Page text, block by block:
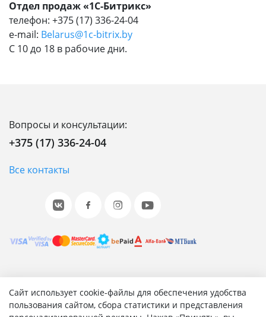
Сайт использует cookie-файлы для обеспечения удобства
пользования сайтом, сбора статистики и представления
Отдел продаж «1С-Битрикс»
телефон: +375 (17) 336-24-04
e-mail: Belarus@1c-bitrix.by
С 10 до 18 в рабочие дни.
Вопросы и консультации:
+375 (17) 336-24-04
Все контакты
© 2001-2026 «Битрикс», «1С-Битрикс». Работает на 1С-
Битрикс: Управление сайтом.